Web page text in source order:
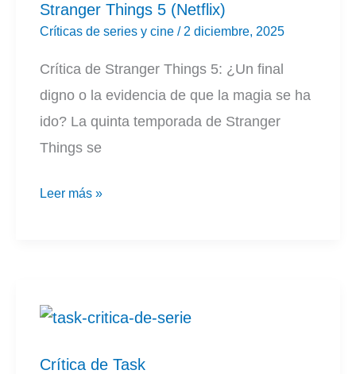
Stranger Things 5 (Netflix)
Críticas de series y cine / 2 diciembre, 2025
Crítica de Stranger Things 5: ¿Un final
digno o la evidencia de que la magia se ha
ido? La quinta temporada de Stranger
Things se
Stranger
Leer más »
Crítica de Task